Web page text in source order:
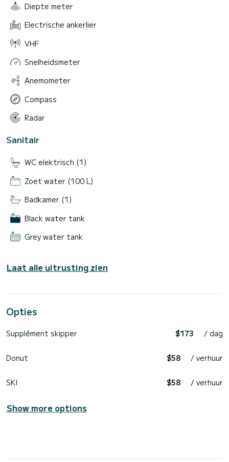
Diepte meter
Electrische ankerlier
VHF
Snelheidsmeter
Anemometer
Compass
Radar
Sanitair
WC elektrisch (1)
Zoet water (100 L)
Badkamer (1)
Black water tank
Grey water tank
Laat alle uitrusting zien
Opties
Supplément skipper $173 / dag
Donut $58 / verhuur
SKI $58 / verhuur
Show more options